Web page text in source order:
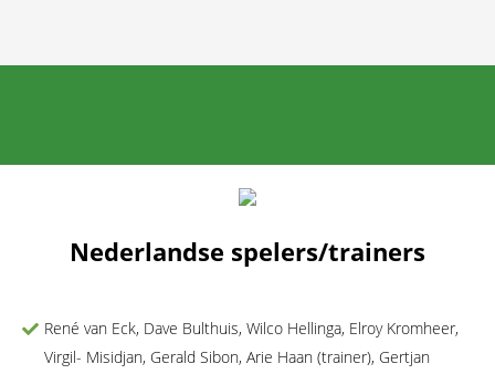
Nederlandse spelers/trainers
René van Eck, Dave Bulthuis, Wilco Hellinga, Elroy Kromheer,
Virgil- Misidjan, Gerald Sibon, Arie Haan (trainer), Gertjan